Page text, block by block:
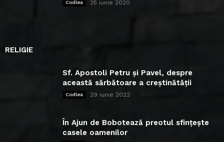
Codlea 25 iunie 2020
RELIGIE
Sf. Apostoli Petru și Pavel, despre
această sărbătoare a creștinătății
Codlea 29 iunie 2022
În Ajun de Bobotează preotul sfințește
casele oamenilor